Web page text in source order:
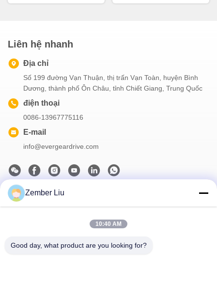
Liên hệ nhanh
Địa chỉ
Số 199 đường Vạn Thuận, thị trấn Vạn Toàn, huyện Bình
Dương, thành phố Ôn Châu, tỉnh Chiết Giang, Trung Quốc
điện thoại
0086-13967775116
E-mail
info@evergeardrive.com
Bản tin của chúng tôi
Zember Liu
10:40 AM
Good day, what product are you looking for?